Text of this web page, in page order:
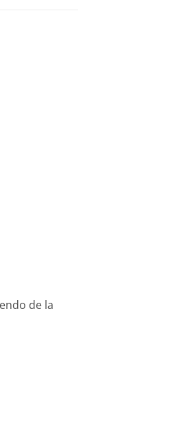
de la